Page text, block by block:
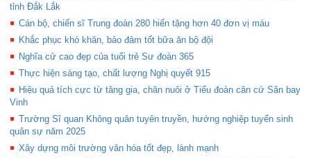
tỉnh Đắk Lắk
Cán bộ, chiến sĩ Trung đoàn 280 hiến tặng hơn 40 đơn vị máu
Khắc phục khó khăn, bảo đảm tốt bữa ăn bộ đội
Nghĩa cử cao đẹp của tuổi trẻ Sư đoàn 365
Thực hiện sáng tạo, chất lượng Nghị quyết 915
Hiệu quả tích cực từ tăng gia, chăn nuôi ở Tiểu đoàn căn cứ Sân bay
Vinh
Trường Sĩ quan Không quân tuyên truyền, hướng nghiệp tuyển sinh
quân sự năm 2025
Xây dựng môi trường văn hóa tốt đẹp, lành mạnh